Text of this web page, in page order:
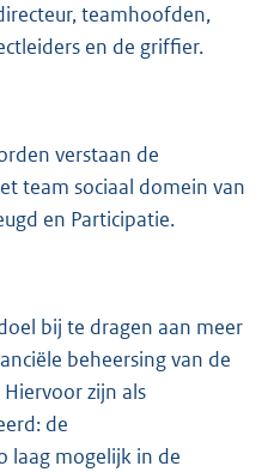
teamhoofden,
en de griffier.
verstaan de
team sociaal domein van
en Participatie.
bij te dragen aan meer
beheersing van de
zijn als
de
laag mogelijk in de